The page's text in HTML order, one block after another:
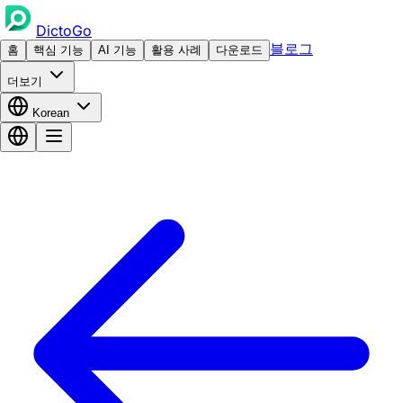
DictoGo
홈 핵심 기능 AI 기능 활용 사례 다운로드 블로그
더보기
Korean